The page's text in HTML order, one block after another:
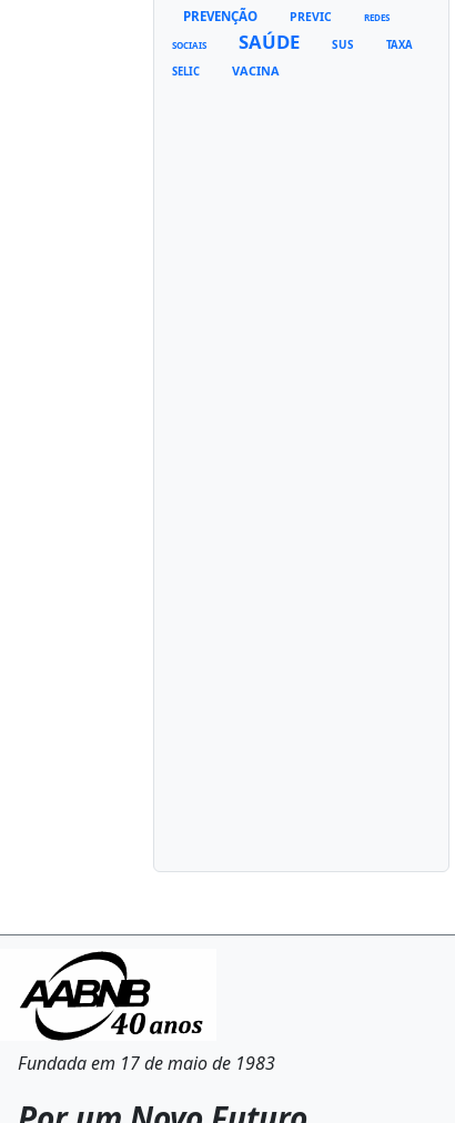
PREVENÇÃO PREVIC REDES
SOCIAIS SAÚDE SUS
TAXA
SELIC
VACINA
Fundada em 17 de maio de 1983